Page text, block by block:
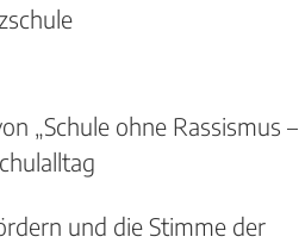
„Schule ohne Rassismus –
und die Stimme der